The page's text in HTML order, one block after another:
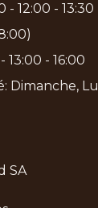
12:00 - 13:30
13:00 - 16:00
Dimanche,
SA